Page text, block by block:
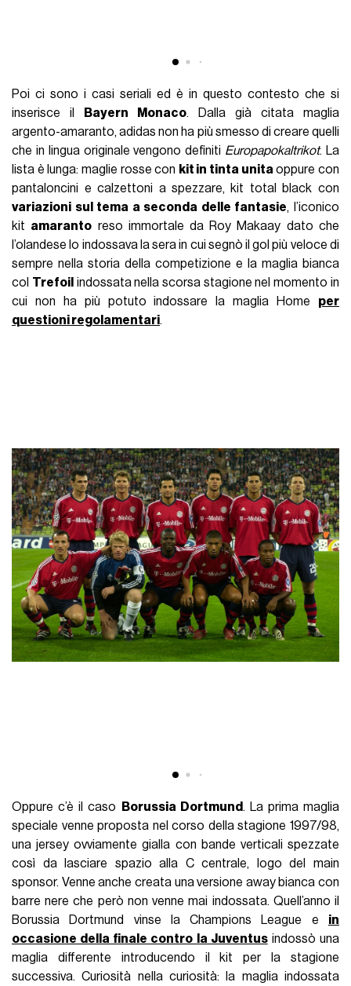
Poi ci sono i casi seriali ed è in questo contesto che si
inserisce il
Bayern Monaco. Dalla già citata maglia
argento-amaranto, adidas non ha più smesso di creare quelli
che in lingua originale vengono definiti Europapokaltrikot. La
lista è lunga: maglie rosse con kit in tinta unitaoppure con
pantaloncini e calzettoni a spezzare, kit total black con
variazioni sul tema a seconda delle fantasie, l’iconico
kit amaranto reso immortale da Roy Makaay dato che
l’olandese lo indossava la sera in cui segnò il gol più veloce di
sempre nella storia della competizione e la maglia bianca
col Trefoil indossata nella scorsa stagione nel momento in
cui non ha più potuto indossare la maglia Home per
questioni regolamentari.
Oppure c’è il caso Borussia Dortmund . La prima maglia
speciale venne proposta nel corso della stagione 1997/98,
una jersey ovviamente gialla con bande verticali spezzate
così da lasciare spazio alla C centrale, logo del main
sponsor. Venne anche creata una versione away bianca con
barre nere che però non venne mai indossata. Quell’anno il
Borussia Dortmund vinse la Champions League e in
occasione della finale contro la Juventusindossò una
maglia differente introducendo il kit per la stagione
successiva. Curiosità nella curiosità: la maglia indossata